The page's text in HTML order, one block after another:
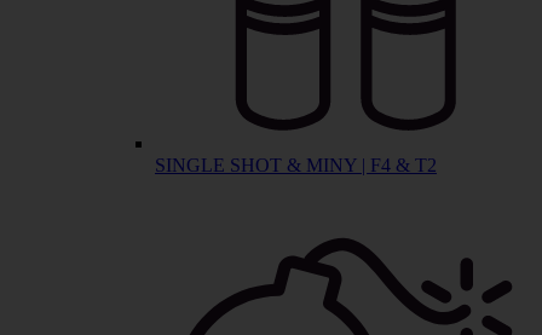
SINGLE SHOT & MINY | F4 & T2